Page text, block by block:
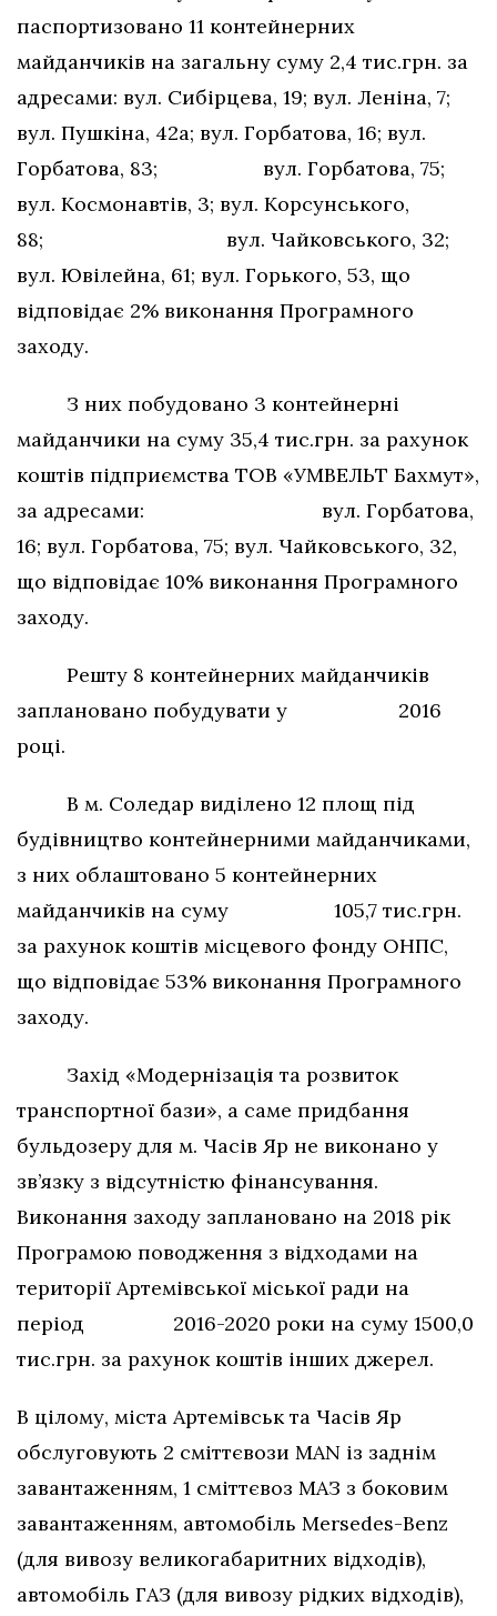
паспортизовано 11 контейнерних
майданчиків на загальну суму 2,4 тис.грн. за
адресами: вул. Сибірцева, 19; вул. Леніна, 7;
вул. Пушкіна, 42а; вул. Горбатова, 16; вул.
Горбатова, 83; вул. Горбатова, 75;
вул. Космонавтів, 3; вул. Корсунського,
88; вул. Чайковського, 32;
вул. Ювілейна, 61; вул. Горького, 53, що
відповідає 2% виконання Програмного
заходу.
З них побудовано 3 контейнерні
майданчики на суму 35,4 тис.грн. за рахунок
коштів підприємства ТОВ «УМВЕЛЬТ Бахмут»,
за адресами: вул. Горбатова,
16; вул. Горбатова, 75; вул. Чайковського, 32,
що відповідає 10% виконання Програмного
заходу.
Решту 8 контейнерних майданчиків
заплановано побудувати у 2016
році.
В м. Соледар виділено 12 площ під
будівництво контейнерними майданчиками,
з них облаштовано 5 контейнерних
майданчиків на суму 105,7 тис.грн.
за рахунок коштів місцевого фонду ОНПС,
що відповідає 53% виконання Програмного
заходу.
Захід «Модернізація та розвиток
транспортної бази», а саме придбання
бульдозеру для м. Часів Яр не виконано у
зв’язку з відсутністю фінансування.
Виконання заходу заплановано на 2018 рік
Програмою поводження з відходами на
території Артемівської міської ради на
період 2016-2020 роки на суму 1500,0
тис.грн. за рахунок коштів інших джерел.
В цілому, міста Артемівськ та Часів Яр
обслуговують 2 сміттєвози MAN із заднім
завантаженням, 1 сміттєвоз МАЗ з боковим
завантаженням, автомобіль Mersedes-Benz
(для вивозу великогабаритних відходів),
автомобіль ГАЗ (для вивозу рідких відходів),